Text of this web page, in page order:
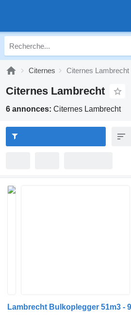
Citernes Citernes Lambrecht
Citernes Lambrecht
6 annonces: Citernes Lambrecht